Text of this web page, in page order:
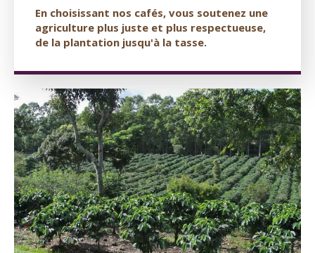
En choisissant nos cafés, vous soutenez une
agriculture plus juste et plus respectueuse,
de la plantation jusqu'à la tasse.